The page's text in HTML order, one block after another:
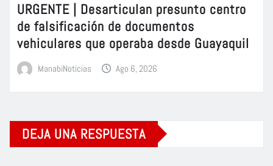
URGENTE | Desarticulan presunto centro
de falsificación de documentos
vehiculares que operaba desde Guayaquil
ManabiNoticias Ago 6, 2026
DEJA UNA RESPUESTA